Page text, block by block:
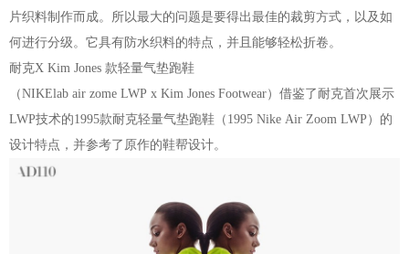
片织料制作而成。所以最大的问题是要得出最佳的裁剪方式，以及如
何进行分级。它具有防水织料的特点，并且能够轻松折卷。
耐克X Kim Jones 款轻量气垫跑鞋
（NIKElab air zome LWP x Kim Jones Footwear）借鉴了耐克首次展示
LWP技术的1995款耐克轻量气垫跑鞋（1995 Nike Air Zoom LWP）的
设计特点，并参考了原作的鞋帮设计。